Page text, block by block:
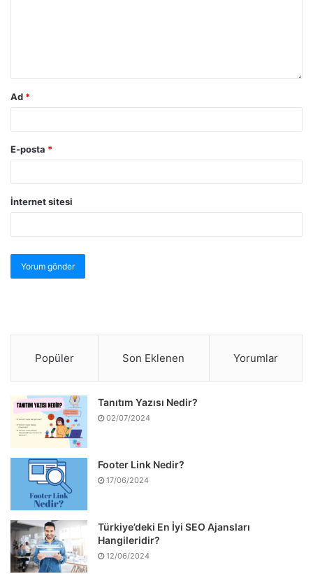
Ad *
E-posta *
İnternet sitesi
Popüler Son Eklenen Yorumlar
Tanıtım Yazısı Nedir?
02/07/2024
Footer Link Nedir?
17/06/2024
Türkiye’deki En İyi SEO Ajansları
Hangileridir?
12/06/2024